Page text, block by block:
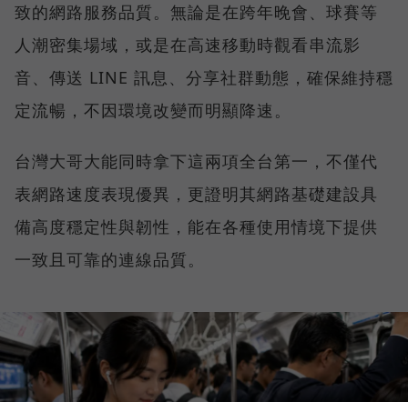
致的網路服務品質。無論是在跨年晚會、球賽等
人潮密集場域，或是在高速移動時觀看串流影
音、傳送 LINE 訊息、分享社群動態，確保維持穩
定流暢，不因環境改變而明顯降速。
台灣大哥大能同時拿下這兩項全台第一，不僅代
表網路速度表現優異，更證明其網路基礎建設具
備高度穩定性與韌性，能在各種使用情境下提供
一致且可靠的連線品質。